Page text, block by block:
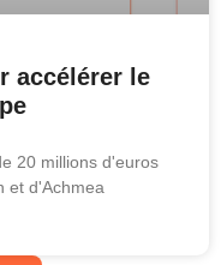
accélérer le
20 millions d'euros
et d'Achmea